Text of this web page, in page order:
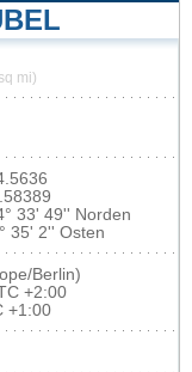
mi)
33' 49'' Norden
35' 2'' Osten
Berlin)
+2:00
+1:00